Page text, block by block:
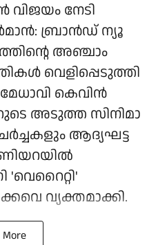
നേടി
ബ്രാൻഡ് ന്യൂ
അഞ്ചാം
വെളിപ്പെടുത്തി
കെവിൻ
അടുത്ത സിനിമാ
ആദ്യഘട്ട
'വെറൈറ്റി'
വ്യക്തമാക്കി.
More